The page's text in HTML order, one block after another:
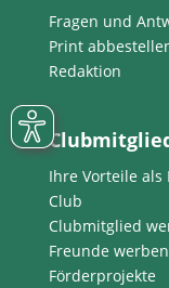
Fragen und
Print
Redaktion
Ihre Vorteile
Club
Clubmitglied
Freunde werben
Förderprojekte